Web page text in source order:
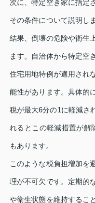
次に、特定空き家に指定
その条件について説明し
結果、倒壊の危険や衛生
ます。自治体から特定空
住宅用地特例が適用され
能性があります。具体的
税が最大6分の1に軽減さ
れるとこの軽減措置が解
もあります。
このような税負担増加を
理が不可欠です。定期的
や衛生状態を維持するこ